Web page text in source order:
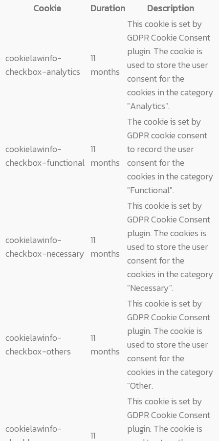
Cookie
Duration Description
cookielawinfo-
checkbox-analytics
11
months
This cookie is set by
GDPR Cookie Consent
plugin. The cookie is
used to store the user
consent for the
cookies in the category
"Analytics".
cookielawinfo-
checkbox-functional
11
months
The cookie is set by
GDPR cookie consent
to record the user
consent for the
cookies in the category
"Functional".
cookielawinfo-
checkbox-necessary
11
months
This cookie is set by
GDPR Cookie Consent
plugin. The cookies is
used to store the user
consent for the
cookies in the category
"Necessary".
cookielawinfo-
checkbox-others
11
months
This cookie is set by
GDPR Cookie Consent
plugin. The cookie is
used to store the user
consent for the
cookies in the category
"Other.
cookielawinfo-
11
This cookie is set by
GDPR Cookie Consent
plugin. The cookie is